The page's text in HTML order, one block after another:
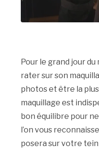
Pour le grand jour du
rater sur son
photos et être la
maquillage est
bon équilibre pour
l’on vous
posera sur votre